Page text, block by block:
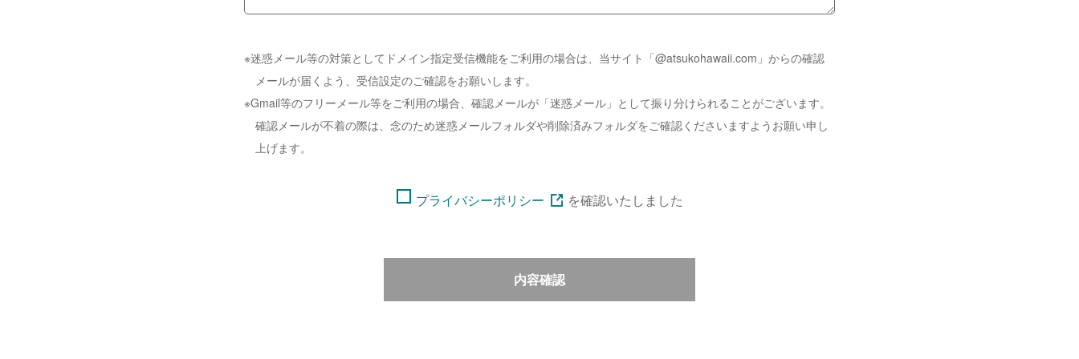
※迷惑メール等の対策としてドメイン指定受信機能をご利用の場合は、当サイト「@atsukohawaii.com」からの確認
メールが届くよう、受信設定のご確認をお願いします。
※Gmail等のフリーメール等をご利用の場合、確認メールが「迷惑メール」として振り分けられることがございます。
確認メールが不着の際は、念のため迷惑メールフォルダや削除済みフォルダをご確認くださいますようお願い申し
上げます。
プライバシーポリシー を確認いたしました
内容確認